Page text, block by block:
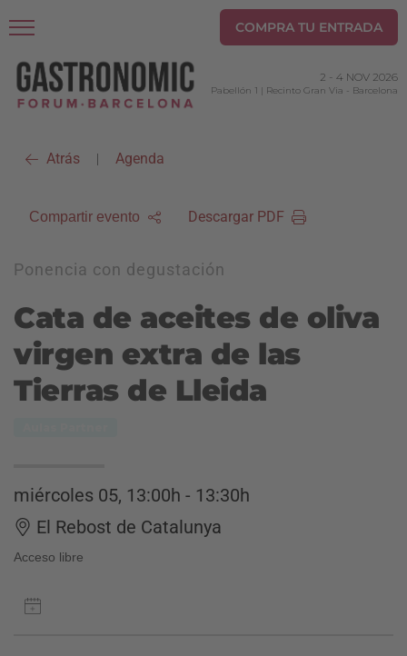
COMPRA TU ENTRADA
2 - 4 NOV 2026
Pabellón 1 | Recinto Gran Via - Barcelona
Atrás | Agenda
Compartir evento Descargar PDF
Ponencia con degustación
Cata de aceites de oliva
virgen extra de las
Tierras de Lleida
miércoles 05, 13:00h - 13:30h
El Rebost de Catalunya
Acceso libre